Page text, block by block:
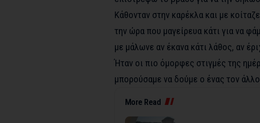
Κάθονταν στην καρέκλα και με
την ώρα που μαγείρευα κάτι για να
με μάλωνε αν έκανα κάτι λάθος, αν
Ήταν οι πιο όμορφες στιγμές της
μπορούσαμε να δούμε ο ένας τον
More Read